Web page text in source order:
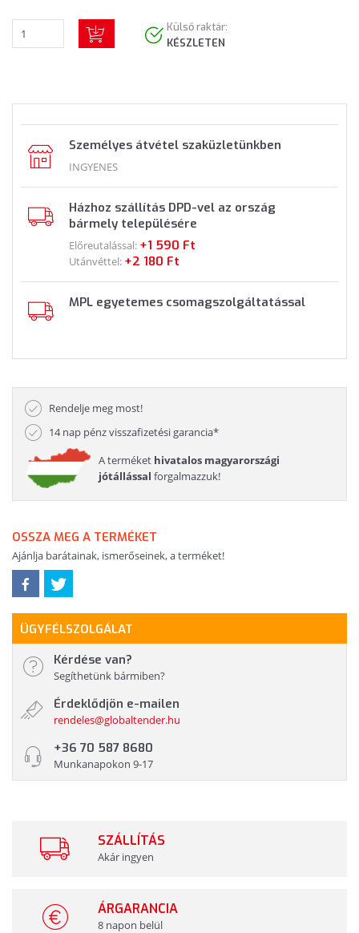
Külső raktár:
KÉSZLETEN
Személyes átvétel szaküzletünkben
INGYENES
Házhoz szállítás DPD-vel az ország
bármely településére
Előreutalással: +1 590 Ft
Utánvéttel: +2 180 Ft
MPL egyetemes csomagszolgáltatással
Rendelje meg most!
14 nap pénz visszafizetési garancia*
A terméket hivatalos magyarországi
jótállással forgalmazzuk!
OSSZA MEG A TERMÉKET
Ajánlja barátainak, ismerőseinek, a terméket!
ÜGYFÉLSZOLGÁLAT
Kérdése van?
Segíthetünk bármiben?
Érdeklődjön e-mailen
rendeles@globaltender.hu
+36 70 587 8680
Munkanapokon 9-17
SZÁLLÍTÁS
Akár ingyen
ÁRGARANCIA
8 napon belül